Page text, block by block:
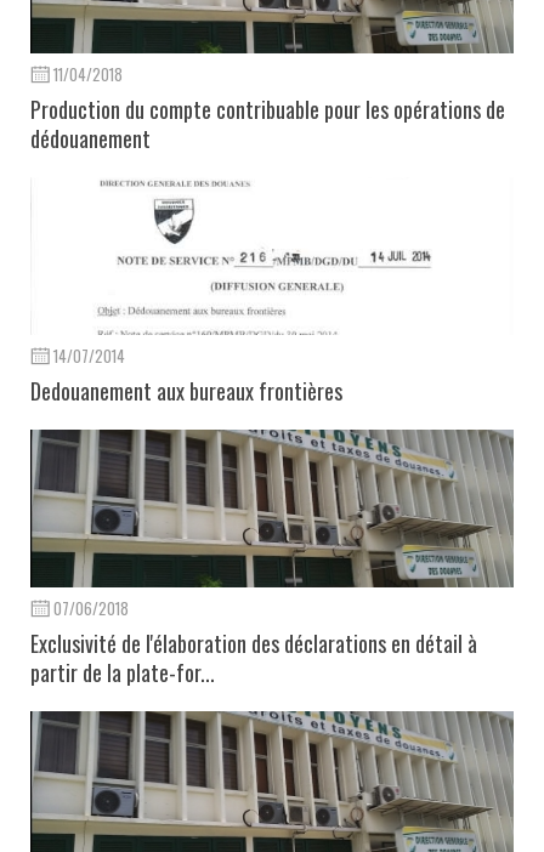
11/04/2018
Production du compte contribuable pour les opérations de
dédouanement
14/07/2014
Dedouanement aux bureaux frontières
07/06/2018
Exclusivité de l'élaboration des déclarations en détail à
partir de la plate-for...